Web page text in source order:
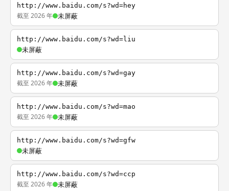
http://www.baidu.com/s?wd=hey
截至 2026 年 未屏蔽
http://www.baidu.com/s?wd=liu
未屏蔽
http://www.baidu.com/s?wd=gay
截至 2026 年 未屏蔽
http://www.baidu.com/s?wd=mao
截至 2026 年 未屏蔽
http://www.baidu.com/s?wd=gfw
未屏蔽
http://www.baidu.com/s?wd=ccp
截至 2026 年 未屏蔽